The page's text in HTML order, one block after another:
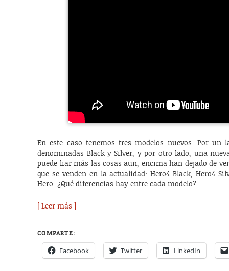
En este caso tenemos tres modelos nuevos. Por un
denominadas Black y Silver, y por otro lado, una
puede liar más las cosas aun, encima han dejado de
que se venden en la actualidad: Hero4 Black, Hero4
Hero. ¿Qué diferencias hay entre cada modelo?
[ Leer más ]
COMPARTE:
Facebook Twitter LinkedIn